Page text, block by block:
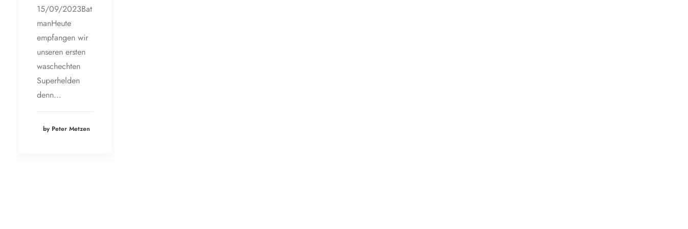
15/09/2023Bat
manHeute
empfangen wir
unseren ersten
waschechten
Superhelden
denn…
by Peter Metzen